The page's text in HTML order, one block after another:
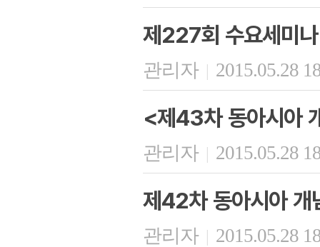
제227회 수요세미나
관리자 | 2015.05.28
<제43차 동아시아
관리자 | 2015.05.28
제42차 동아시아 개
관리자 | 2015.05.28